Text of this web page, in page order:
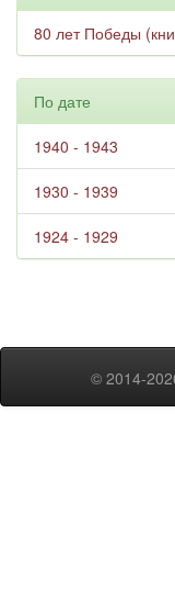
80 лет Победы
По дате
1940 - 1943
1930 - 1939
1924 - 1929
© 2014-